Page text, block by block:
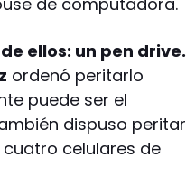
ellos: un pen drive.
ordenó peritarlo
puede ser el
dispuso peritar
celulares de